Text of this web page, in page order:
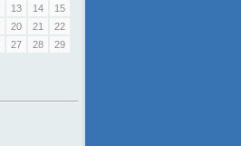
13 14
15
20 21
22
27 28
29